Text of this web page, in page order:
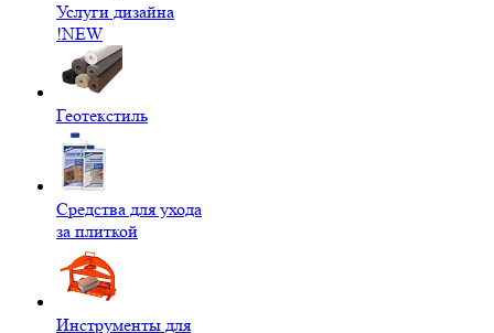
Услуги дизайна
!NEW
Геотекстиль
Средства для ухода
за плиткой
Инструменты для